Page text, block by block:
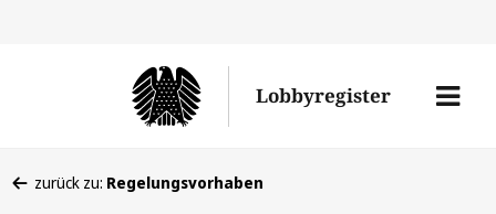
Lobbyregister
Menü
befinden
zurück zu: Regelungsvorhaben